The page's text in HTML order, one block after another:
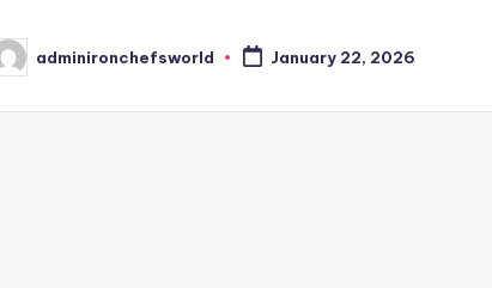
adminironchefsworld January 22, 2026